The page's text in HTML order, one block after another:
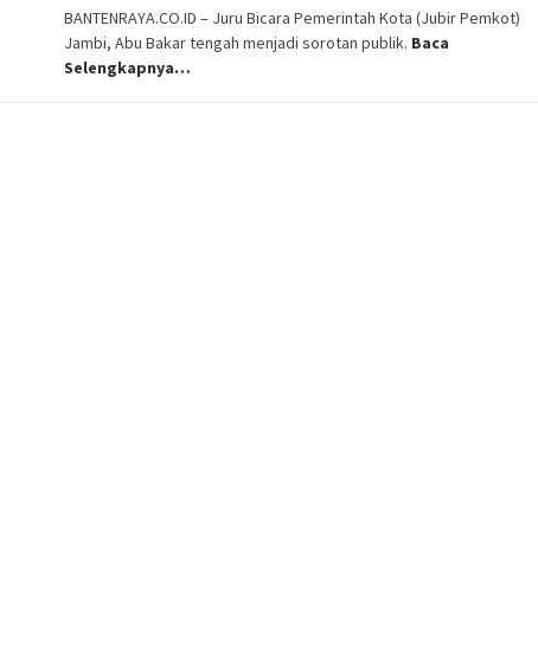
BANTENRAYA.CO.ID – Juru Bicara Pemerintah Kota (Jubir Pemkot)
Jambi, Abu Bakar tengah menjadi sorotan publik. Baca
Selengkapnya…